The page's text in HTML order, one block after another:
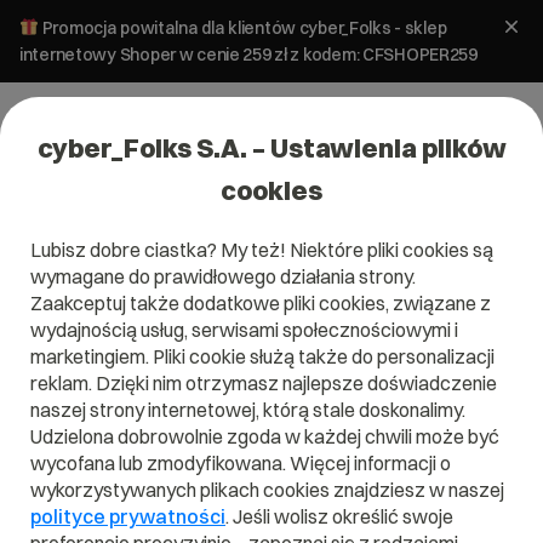
Promocja powitalna dla klientów cyber_Folks - sklep
internetowy Shoper w cenie 259 zł z kodem: CFSHOPER259
Czym jest Bootstrap?
Przeczytaj czym jestBootstrapw naszym słowniku.
Pomoże Ci to lepiej zrozumieć, czym dokładnie jest
cyber_Folks S.A. – Ustawienia plików
cookies
Lubisz dobre ciastka? My też! Niektóre pliki cookies są
wymagane do prawidłowego działania strony.
Zaakceptuj także dodatkowe pliki cookies, związane z
wydajnością usług, serwisami społecznościowymi i
marketingiem. Pliki cookie służą także do personalizacji
reklam. Dzięki nim otrzymasz najlepsze doświadczenie
naszej strony internetowej, którą stale doskonalimy.
Udzielona dobrowolnie zgoda w każdej chwili może być
wycofana lub zmodyfikowana. Więcej informacji o
wykorzystywanych plikach cookies znajdziesz w naszej
polityce prywatności. Jeśli wolisz określić swoje